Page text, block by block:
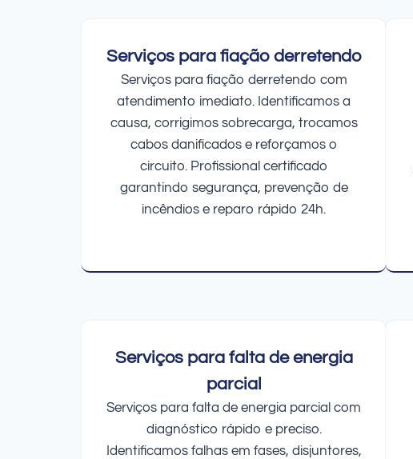
Serviços para fiação derretendo
Serviços para fiação derretendo com
atendimento imediato. Identificamos a
causa, corrigimos sobrecarga, trocamos
cabos danificados e reforçamos o
circuito. Profissional certificado
garantindo segurança, prevenção de
incêndios e reparo rápido 24h.
Serviços para falta de energia
parcial
Serviços para falta de energia parcial com
diagnóstico rápido e preciso.
Identificamos falhas em fases, disjuntores,